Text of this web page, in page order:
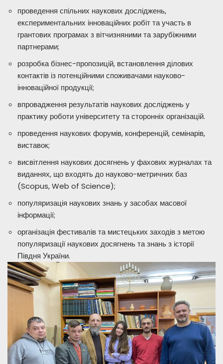
проведення спільних наукових досліджень,
експериментальних інноваційних робіт та участь в
грантових програмах з вітчизняними та зарубіжними
партнерами;
розробка бізнес-пропозицій, встановлення ділових
контактів із потенційними споживачами науково-
інноваційної продукції;
впровадження результатів наукових досліджень у
практику роботи університету та сторонніх організацій.
проведення наукових форумів, конференцій, семінарів,
виставок;
висвітлення наукових досягнень у фахових журналах та
виданнях, що входять до науково-метричних баз
(Scopus, Web of Science);
популяризація наукових знань у засобах масової
інформації;
організація фестивалів та мистецьких заходів з метою
популяризації наукових досягнень та знань з історії
Півдня України.